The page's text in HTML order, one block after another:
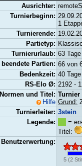
Ausrichter:
Turnierbeginn:
1
Turnierende:
Partietyp:
Turnierurlaub: 63
beendete Partien: 66
Bedenkzeit: 40
RS-Elo Ø: 2192 -
Normen und Titel:
Hilfe Grund:
Turnierleiter: 3stein
Legende:
=
Titel:
Benutzerwertung:
5 (2